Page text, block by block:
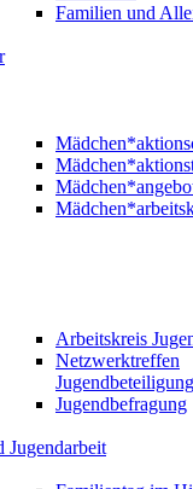
Familien und
Arbeitskreis
Netzwerktreffen
Jugendbeteiligung
Jugendbefragung
Jugendarbeit